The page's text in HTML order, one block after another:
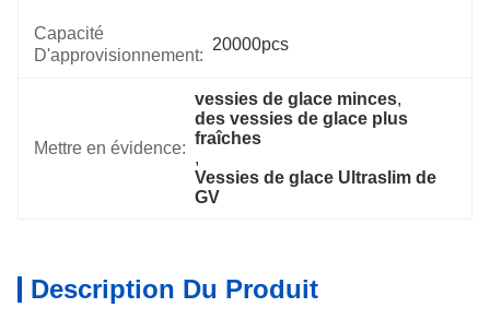
Capacité
D'approvisionnement:
20000pcs
Mettre en évidence:
vessies de glace minces,
des vessies de glace plus
fraîches
,
Vessies de glace Ultraslim de
GV
Description Du Produit